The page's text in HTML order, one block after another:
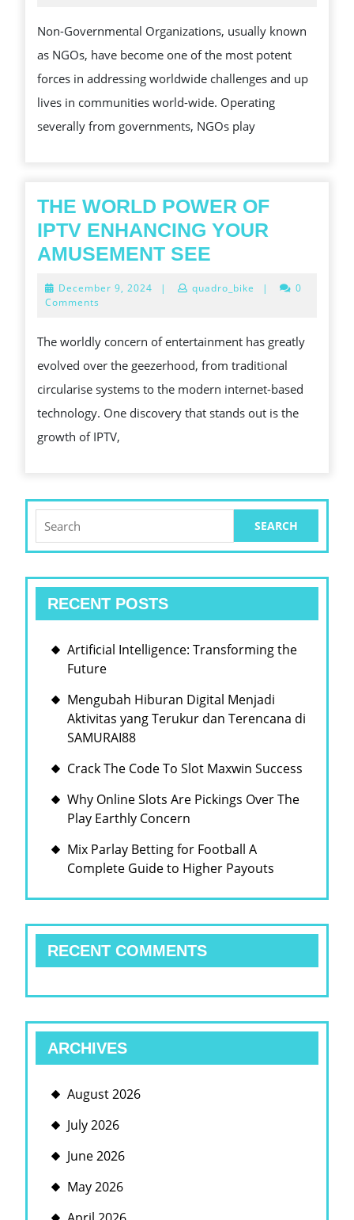
OF
NON-
OF
THE
Non-Governmental Organizations, usually known
as NGOs, have become one of the most potent
forces in addressing worldwide challenges and up
lives in communities world-wide. Operating
severally from governments, NGOs play
THE WORLD POWER OF
IPTV ENHANCING YOUR
AMUSEMENT SEE
POWER
IPTV
ENHANCING
YOUR
AMUSEMENT
December 9, 2024 December
| quadro_bike |
0
Comments
The worldly concern of entertainment has greatly
evolved over the geezerhood, from traditional
circularise systems to the modern internet-based
technology. One discovery that stands out is the
growth of IPTV,
for:
RECENT POSTS
Artificial Intelligence: Transforming the
Future
Mengubah Hiburan Digital Menjadi
Aktivitas yang Terukur dan Terencana di
SAMURAI88
Crack The Code To Slot Maxwin Success
Why Online Slots Are Pickings Over The
Play Earthly Concern
Mix Parlay Betting for Football A
Complete Guide to Higher Payouts
RECENT COMMENTS
ARCHIVES
August 2026
July 2026
June 2026
May 2026